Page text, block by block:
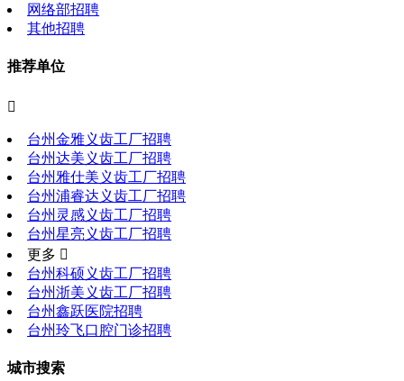
网络部招聘
其他招聘
推荐单位

台州金雅义齿工厂招聘
台州达美义齿工厂招聘
台州雅仕美义齿工厂招聘
台州浦睿达义齿工厂招聘
台州灵感义齿工厂招聘
台州星亮义齿工厂招聘
更多 
台州科硕义齿工厂招聘
台州浙美义齿工厂招聘
台州鑫跃医院招聘
台州玲飞口腔门诊招聘
城市搜索